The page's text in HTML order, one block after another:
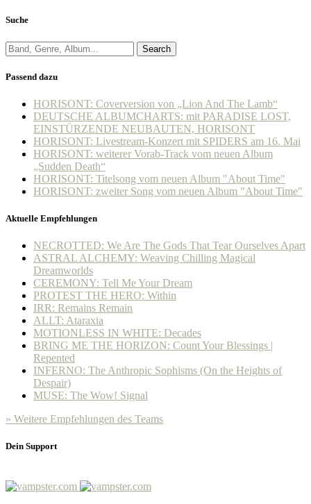
Suche
Search
Passend dazu
HORISONT: Coverversion von „Lion And The Lamb“
DEUTSCHE ALBUMCHARTS: mit PARADISE LOST,
EINSTÜRZENDE NEUBAUTEN, HORISONT
HORISONT: Livestream-Konzert mit SPIDERS am 16. Mai
HORISONT: weiterer Vorab-Track vom neuen Album
„Sudden Death“
HORISONT: Titelsong vom neuen Album "About Time"
HORISONT: zweiter Song vom neuen Album "About Time"
Aktuelle Empfehlungen
NECROTTED: We Are The Gods That Tear Ourselves Apart
ASTRAL ALCHEMY: Weaving Chilling Magical
Dreamworlds
CEREMONY: Tell Me Your Dream
PROTEST THE HERO: Within
IRR: Remains Remain
ALLT: Ataraxia
MOTIONLESS IN WHITE: Decades
BRING ME THE HORIZON: Count Your Blessings |
Repented
INFERNO: The Anthropic Sophisms (On the Heights of
Despair)
MUSE: The Wow! Signal
» Weitere Empfehlungen des Teams
Dein Support